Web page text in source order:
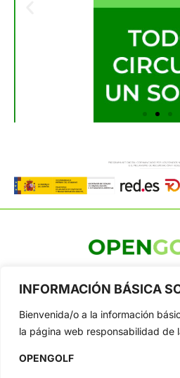
INFORMACIÓN BÁSICA
Bienvenida/o a la información
la página web responsabilidad de
OPENGOLF
profesional y amateur, resultados
Jon Rahm, LIV Golf, PGA Tour,
Tour...
Categorias